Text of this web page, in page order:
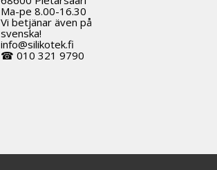
Ma-pe 8.00-16.30
Vi betjänar även på
svenska!
info@silikotek.fi
☎ 010 321 9790